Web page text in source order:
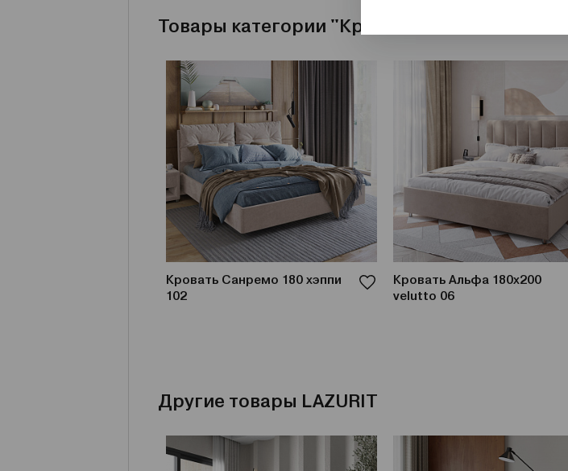
Товары категории "Кровати"
Кровать Санремо 180 хэппи
102
Кровать Альфа 180x200
velutto 06
Другие товары LAZURIT